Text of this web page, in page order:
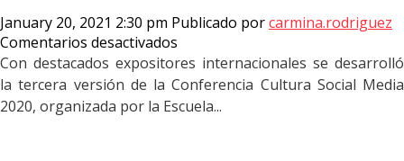
January 20, 2021 2:30 pm Publicado porcarmina.rodriguez
Comentarios desactivados
Revive
el
día
Con destacados expositores internacionales se desarrolló
la tercera versión de la Conferencia Cultura Social Media
2020, organizada por la Escuela...